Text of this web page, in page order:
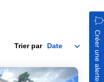
Créer une alerte
Trier par